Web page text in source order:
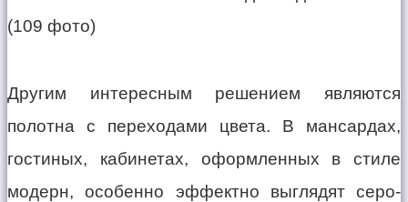
Другим интересным решением являются
полотна с переходами цвета. В мансардах,
гостиных, кабинетах, оформленных в стиле
модерн, особенно эффектно выглядят серо-